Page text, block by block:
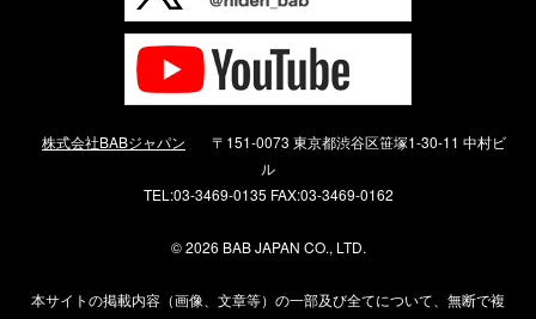
株式会社BABジャパン
〒151-0073 東京都渋谷区笹塚1-30-11 中村ビ
ル
TEL:03-3469-0135 FAX:03-3469-0162
©2026 BAB JAPAN CO., LTD.
本サイトの掲載内容（画像、文章等）の一部及び全てについて、無断で複